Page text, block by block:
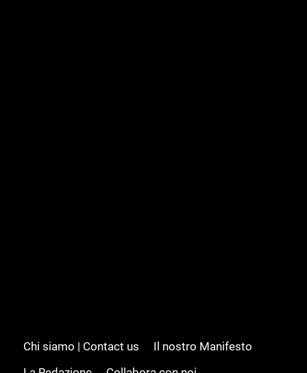
Chi siamo | Contact us
Il nostro Manifesto